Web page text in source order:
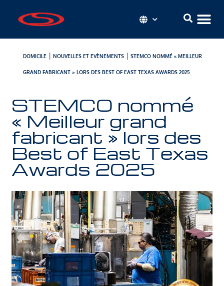
DOMICILE | NOUVELLES ET EVÈNEMENTS| STEMCO NOMMÉ « MEILLEUR
GRAND FABRICANT » LORS DES BEST OF EAST TEXAS AWARDS 2025
STEMCO nommé
« Meilleur grand
fabricant » lors des
Best of East Texas
Awards 2025